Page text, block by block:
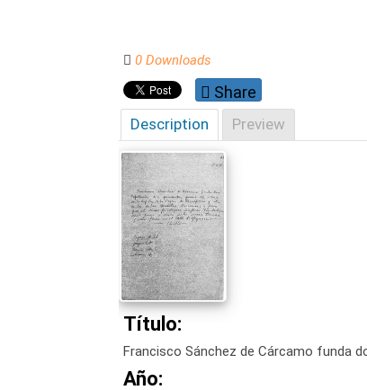
0 Downloads
Share
Description Preview
Título:
Francisco Sánchez de Cárcamo funda
Año: